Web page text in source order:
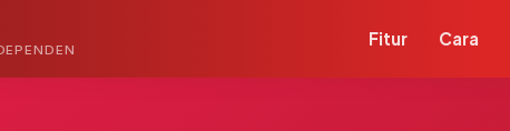
Fitur Cara